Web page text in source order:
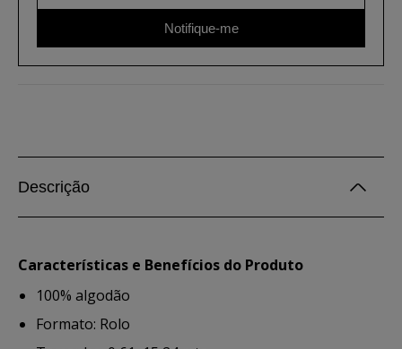
Notifique-me
Descrição
Características e Benefícios do Produto
100% algodão
Formato: Rolo